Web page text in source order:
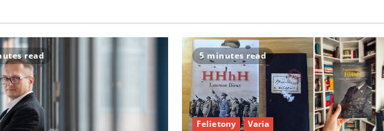
read 5 minutes read
Felietony Varia